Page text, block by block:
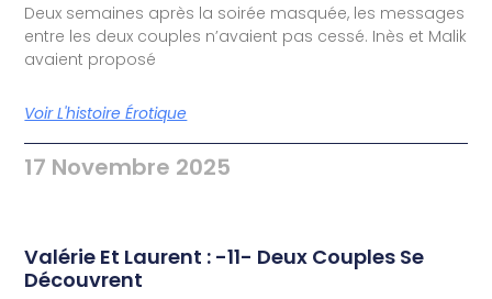
Deux semaines après la soirée masquée, les messages
entre les deux couples n’avaient pas cessé. Inès et Malik
avaient proposé
Voir L'histoire Érotique
17 Novembre 2025
Valérie Et Laurent : -11- Deux Couples Se
Découvrent